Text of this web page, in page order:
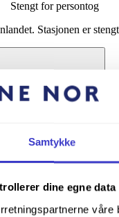
Samtykke
dine egne data
Stengt for persontog
Stasjonen er
Forstørr bildet